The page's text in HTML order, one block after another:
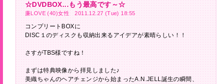
☆DVDBOX...もう最高です～☆
廉LOVE (40)女性 2011.12.27 (Tue) 18:55
コンプリートBOXに
DISC１のディスクも収納出来るアイデアが素晴らしい！！
さすがTBS様ですね！
まずは特典映像から拝見しました♪
美織ちゃんのヘアチェンジから始まったA.N.JELL誕生の瞬間、